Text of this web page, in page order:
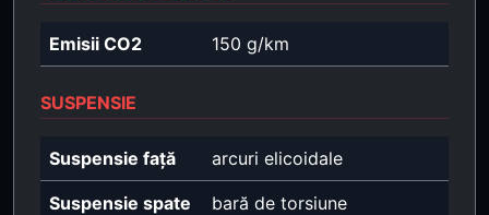
Emisii CO2 150 g/km
SUSPENSIE
Suspensie față arcuri elicoidale
Suspensie spate bară de torsiune